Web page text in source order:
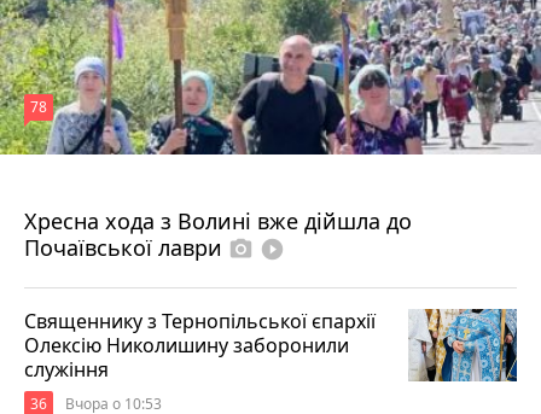
Хресна хода з Волині вже дійшла до
Почаївської лаври photo_camera play_circle_filled
78
Священнику з Тернопільської єпархії
Олексію Николишину заборонили
служіння
36 Вчора о 10:53